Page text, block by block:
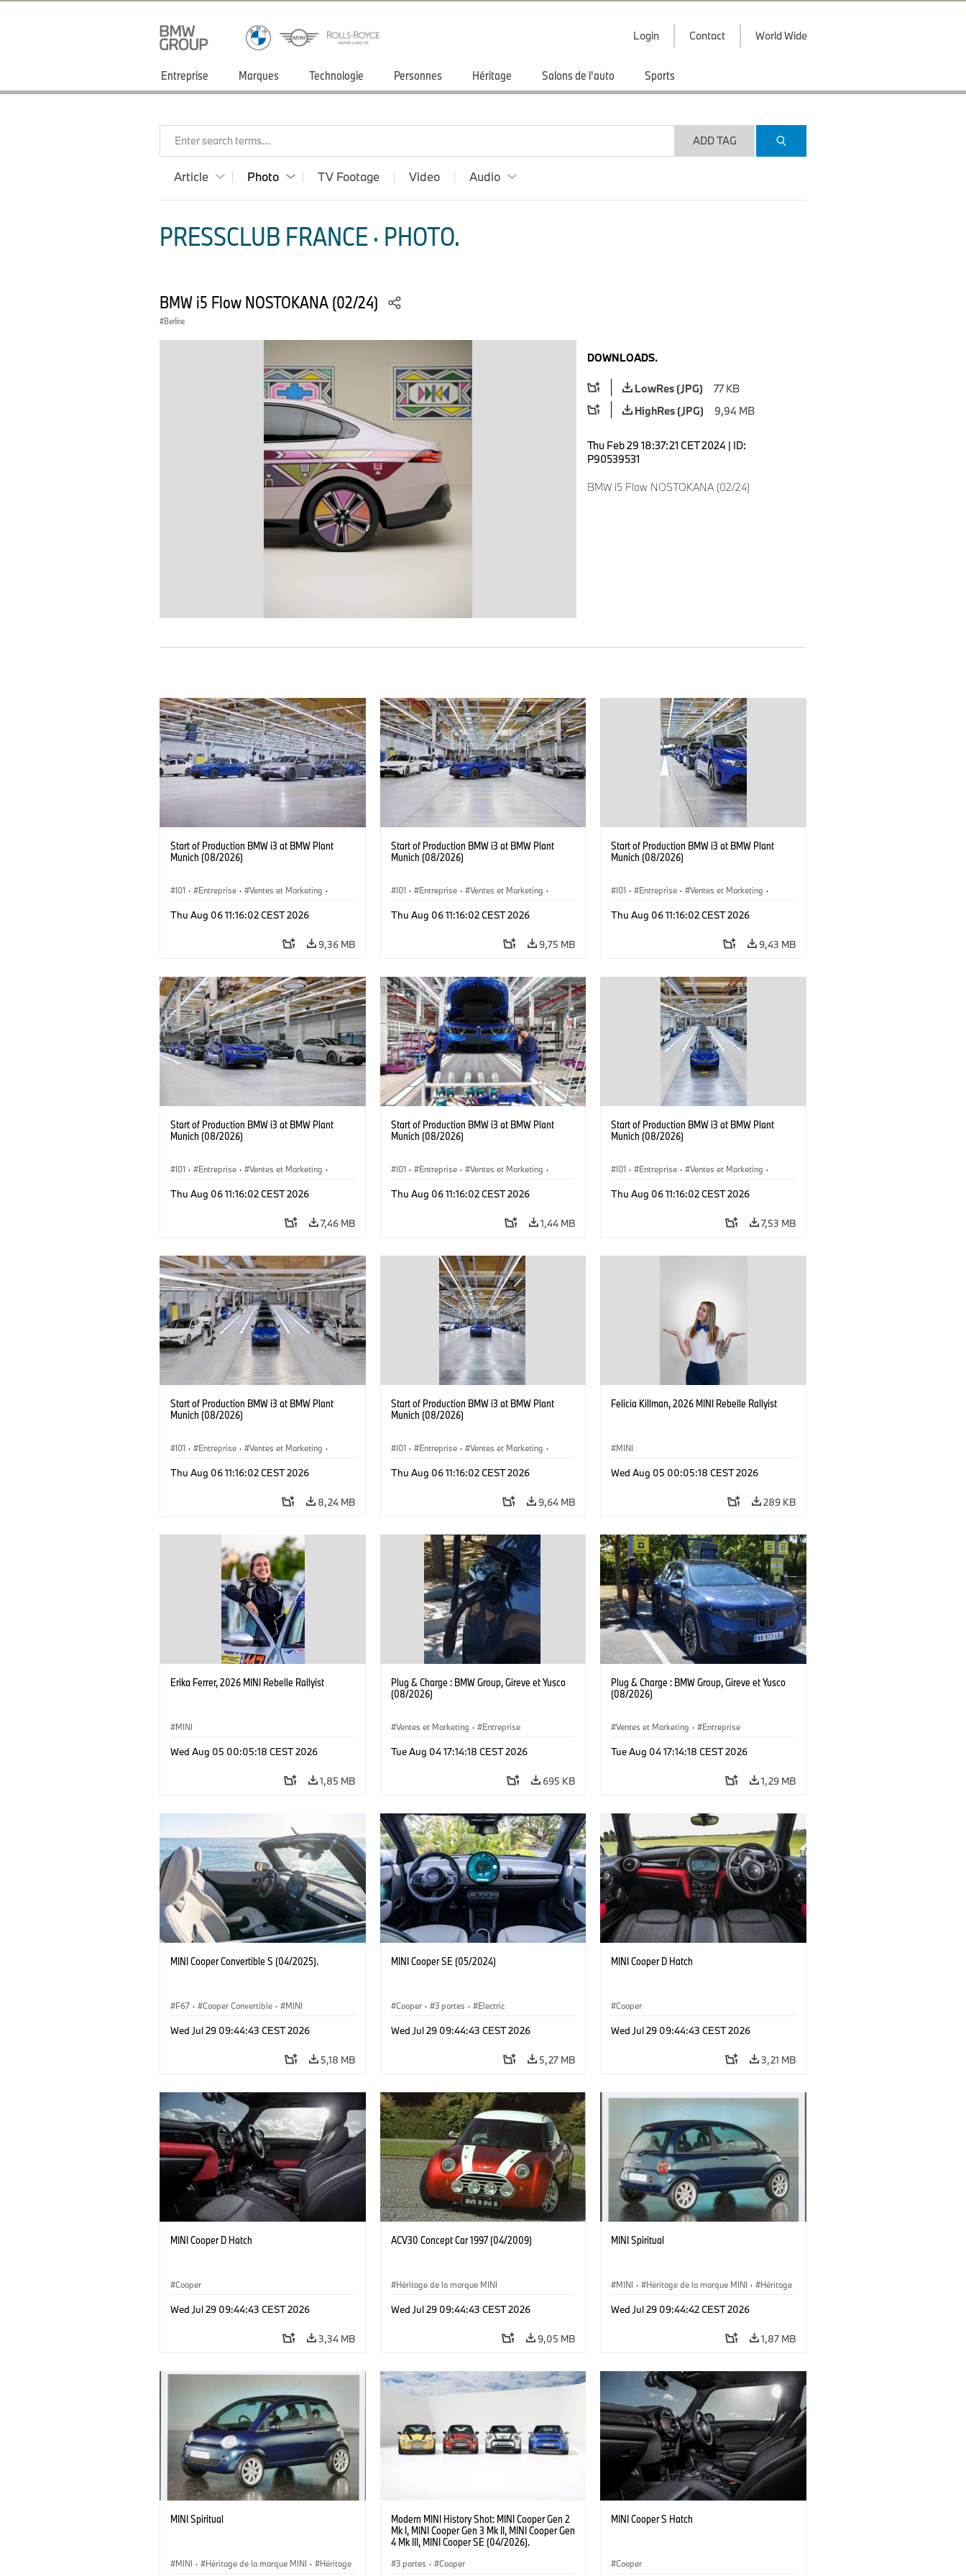
Login Contact World Wide
Entreprise Marques Technologie Personnes Héritage Salons de l'auto Sports
Enter search terms... ADD TAG
Article Photo TV Footage Video Audio
PRESSCLUB FRANCE · PHOTO.
BMW i5 Flow NOSTOKANA (02/24)
Berline
DOWNLOADS.
LowRes (JPG)
77 KB
HighRes (JPG)
9,94 MB
Thu Feb 29 18:37:21 CET 2024 | ID:
P90539531
BMW i5 Flow NOSTOKANA (02/24)
Start of Production BMW i3 at BMW Plant
Munich (08/2026)
I01 · Entreprise · Ventes et Marketing ·
Thu Aug 06 11:16:02 CEST 2026
9,36 MB
Start of Production BMW i3 at BMW Plant
Munich (08/2026)
I01 · Entreprise · Ventes et Marketing ·
Thu Aug 06 11:16:02 CEST 2026
9,75 MB
Start of Production BMW i3 at BMW Plant
Munich (08/2026)
I01 · Entreprise · Ventes et Marketing ·
Thu Aug 06 11:16:02 CEST 2026
9,43 MB
Start of Production BMW i3 at BMW Plant
Munich (08/2026)
I01 · Entreprise · Ventes et Marketing ·
Thu Aug 06 11:16:02 CEST 2026
7,46 MB
Start of Production BMW i3 at BMW Plant
Munich (08/2026)
I01 · Entreprise · Ventes et Marketing ·
Thu Aug 06 11:16:02 CEST 2026
1,44 MB
Start of Production BMW i3 at BMW Plant
Munich (08/2026)
I01 · Entreprise · Ventes et Marketing ·
Thu Aug 06 11:16:02 CEST 2026
7,53 MB
Start of Production BMW i3 at BMW Plant
Munich (08/2026)
I01 · Entreprise · Ventes et Marketing ·
Thu Aug 06 11:16:02 CEST 2026
8,24 MB
Start of Production BMW i3 at BMW Plant
Munich (08/2026)
I01 · Entreprise · Ventes et Marketing ·
Thu Aug 06 11:16:02 CEST 2026
9,64 MB
Felicia Killman, 2026 MINI Rebelle Rallyist
MINI
Wed Aug 05 00:05:18 CEST 2026
289 KB
Erika Ferrer, 2026 MINI Rebelle Rallyist
MINI
Wed Aug 05 00:05:18 CEST 2026
1,85 MB
Plug & Charge : BMW Group, Gireve et Yusco
(08/2026)
Ventes et Marketing · Entreprise
Tue Aug 04 17:14:18 CEST 2026
695 KB
Plug & Charge : BMW Group, Gireve et Yusco
(08/2026)
Ventes et Marketing · Entreprise
Tue Aug 04 17:14:18 CEST 2026
1,29 MB
MINI Cooper Convertible S (04/2025).
F67 · Cooper Convertible · MINI
Wed Jul 29 09:44:43 CEST 2026
5,18 MB
MINI Cooper SE (05/2024)
Cooper · 3 portes · Electric
Wed Jul 29 09:44:43 CEST 2026
5,27 MB
MINI Cooper D Hatch
Cooper
Wed Jul 29 09:44:43 CEST 2026
3,21 MB
MINI Cooper D Hatch
Cooper
Wed Jul 29 09:44:43 CEST 2026
3,34 MB
ACV30 Concept Car 1997 (04/2009)
Héritage de la marque MINI
Wed Jul 29 09:44:43 CEST 2026
9,05 MB
MINI Spiritual
MINI · Héritage de la marque MINI ·
Héritage
Wed Jul 29 09:44:42 CEST 2026
1,87 MB
MINI Spiritual
MINI · Héritage de la marque MINI ·
Héritage
Modern MINI History Shot: MINI Cooper Gen 2
Mk I, MINI Cooper Gen 3 Mk II, MINI Cooper Gen
4 Mk III, MINI Cooper SE (04/2026).
3 portes · Cooper
MINI Cooper S Hatch
Cooper